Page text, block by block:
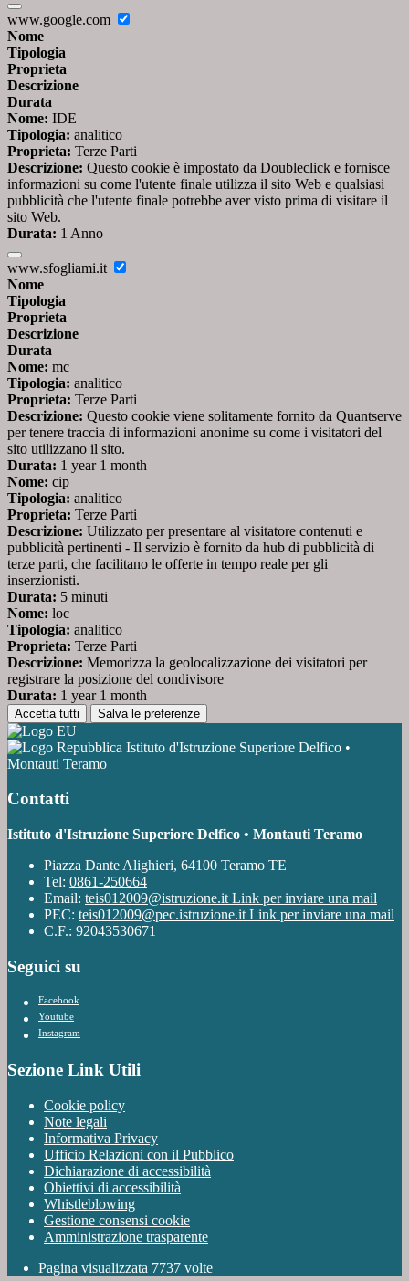
www.google.com
Nome
Tipologia
Proprieta
Descrizione
Durata
Nome: IDE
Tipologia: analitico
Proprieta: Terze Parti
Descrizione: Questo cookie è impostato da Doubleclick e fornisce
informazioni su come l'utente finale utilizza il sito Web e qualsiasi
pubblicità che l'utente finale potrebbe aver visto prima di visitare il
sito Web.
Durata: 1 Anno
www.sfogliami.it
Nome
Tipologia
Proprieta
Descrizione
Durata
Nome: mc
Tipologia: analitico
Proprieta: Terze Parti
Descrizione: Questo cookie viene solitamente fornito da Quantserve
per tenere traccia di informazioni anonime su come i visitatori del
sito utilizzano il sito.
Durata: 1 year 1 month
Nome: cip
Tipologia: analitico
Proprieta: Terze Parti
Descrizione: Utilizzato per presentare al visitatore contenuti e
pubblicità pertinenti - Il servizio è fornito da hub di pubblicità di
terze parti, che facilitano le offerte in tempo reale per gli
inserzionisti.
Durata: 5 minuti
Nome: loc
Tipologia: analitico
Proprieta: Terze Parti
Descrizione: Memorizza la geolocalizzazione dei visitatori per
registrare la posizione del condivisore
Durata: 1 year 1 month
Accetta tutti Salva le preferenze
Istituto d'Istruzione Superiore Delfico •
Montauti Teramo
Contatti
Istituto d'Istruzione Superiore Delfico • Montauti Teramo
Piazza Dante Alighieri, 64100 Teramo TE
Tel: 0861-250664
Email: teis012009@istruzione.it Link per inviare una mail
PEC: teis012009@pec.istruzione.it Link per inviare una mail
C.F.: 92043530671
Seguici su
Facebook
Youtube
Instagram
Sezione Link Utili
Cookie policy
Note legali
Informativa Privacy
Ufficio Relazioni con il Pubblico
Dichiarazione di accessibilità
Obiettivi di accessibilità
Whistleblowing
Gestione consensi cookie
Amministrazione trasparente
Pagina visualizzata 7737 volte